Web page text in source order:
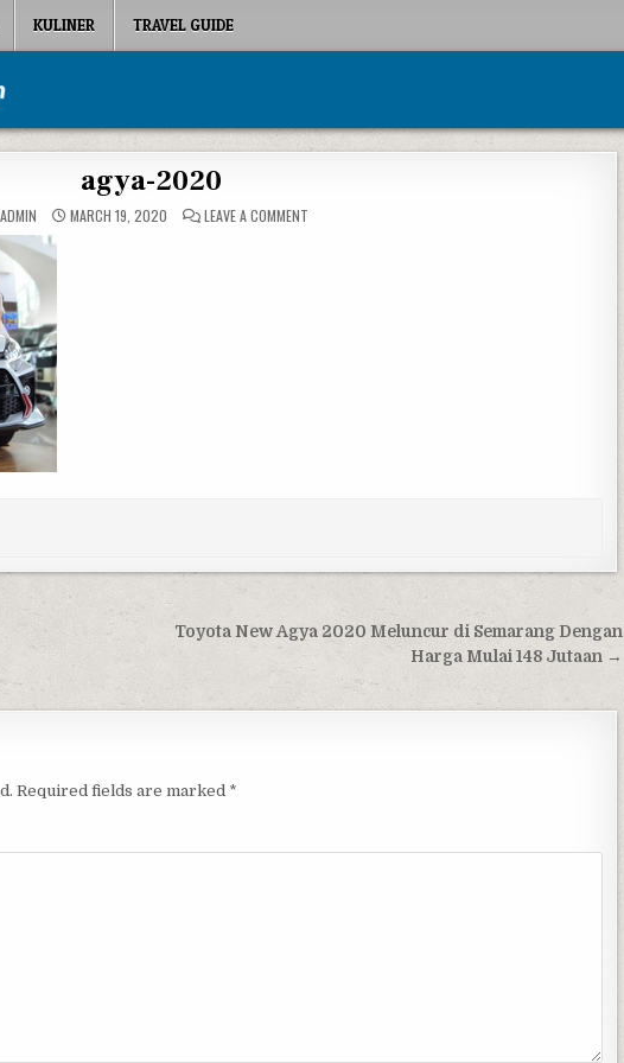
KULINER TRAVEL GUIDE
agya-2020
ADMIN MARCH 19, 2020 LEAVE A COMMENT
Toyota New Agya 2020 Meluncur di Semarang Dengan
Harga Mulai 148 Jutaan →
Required fields are marked *